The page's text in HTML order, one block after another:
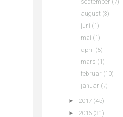
september (7)
august (3)
juni (1)
mai (1)
april (5)
mars (1)
februar (10)
januar (7)
► 2017 (45)
► 2016 (31)